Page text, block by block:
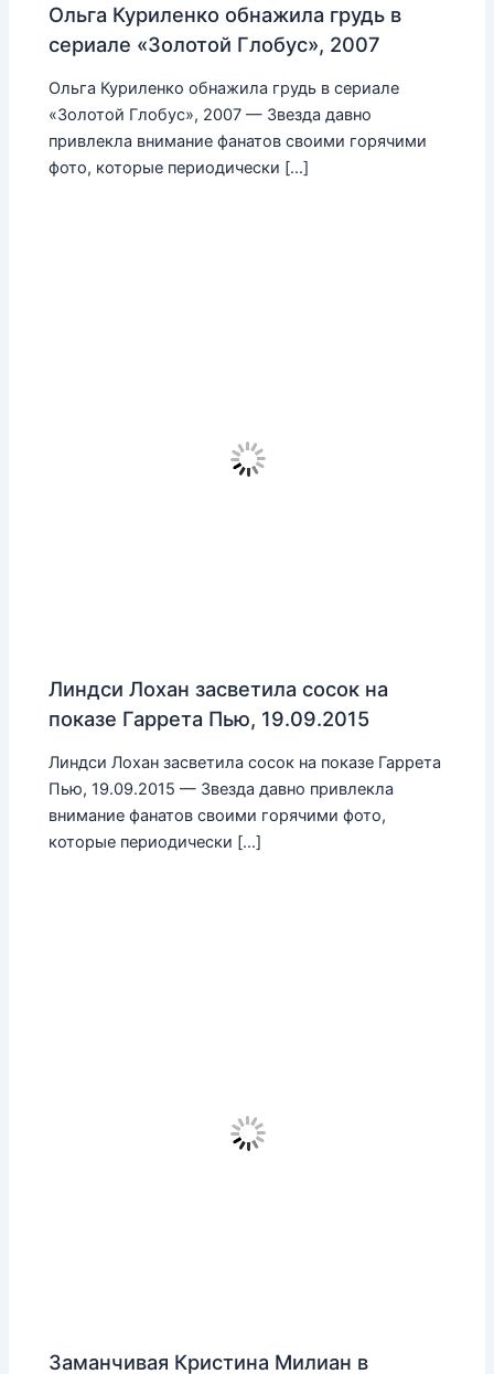
Ольга Куриленко обнажила грудь в
сериале «Золотой Глобус», 2007
Ольга Куриленко обнажила грудь в сериале
«Золотой Глобус», 2007 — Звезда давно
привлекла внимание фанатов своими горячими
фото, которые периодически […]
Линдси Лохан засветила сосок на
показе Гаррета Пью, 19.09.2015
Линдси Лохан засветила сосок на показе Гаррета
Пью, 19.09.2015 — Звезда давно привлекла
внимание фанатов своими горячими фото,
которые периодически […]
Заманчивая Кристина Милиан в